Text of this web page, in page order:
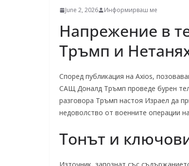
June 2, 2026 Информирваш ме
Напрежение в
Тръмп и
Според публикация на Axios,
САЩ Доналд Тръмп проведе бурен
разговора Тръмп настоя Израел да
недоволство от военните операции
Тонът и